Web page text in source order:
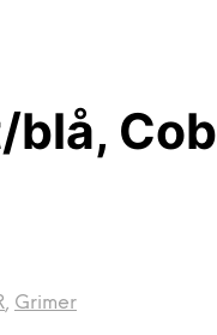
blå, Cob
, Grimer